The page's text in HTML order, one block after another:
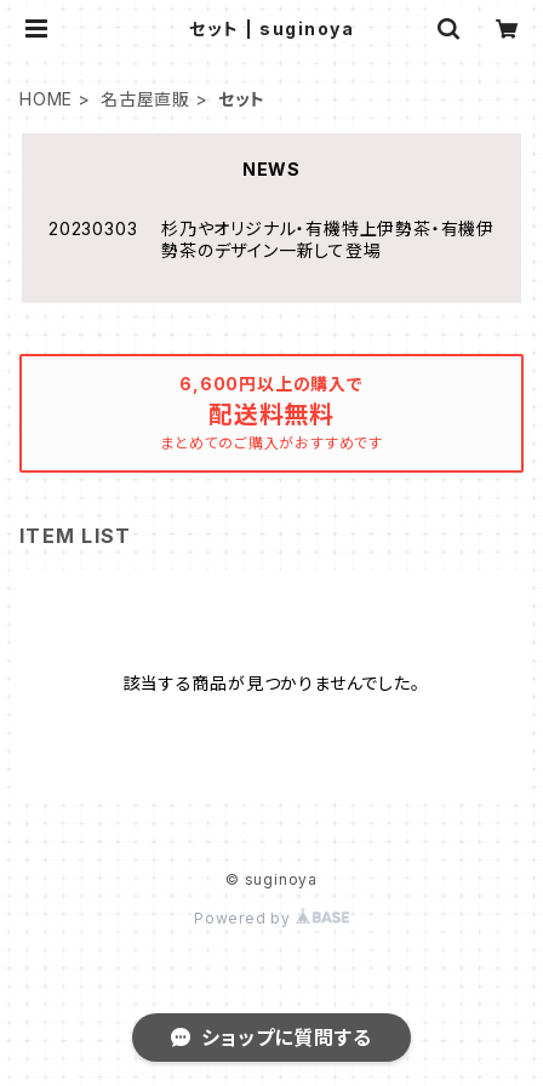
セット | suginoya
HOME 名古屋直販 セット
NEWS
20230303 杉乃やオリジナル・有機特上伊勢茶・有機伊
勢茶のデザイン一新して登場
6,600円以上の購入で
配送料無料
まとめてのご購入がおすすめです
ITEM LIST
該当する商品が見つかりませんでした。
© suginoya
Powered by
ショップに質問する